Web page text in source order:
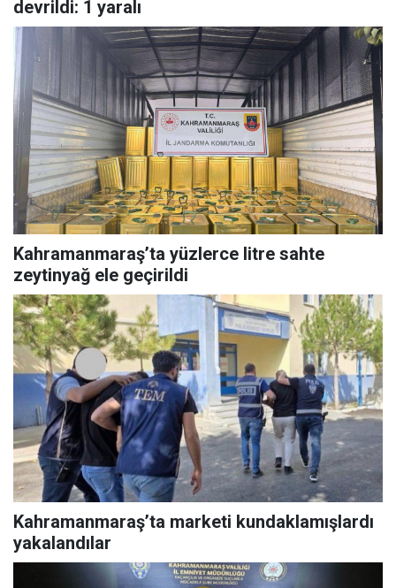
devrildi: 1 yaralı
Kahramanmaraş’ta yüzlerce litre sahte
zeytinyağ ele geçirildi
Kahramanmaraş’ta marketi kundaklamışlardı
yakalandılar